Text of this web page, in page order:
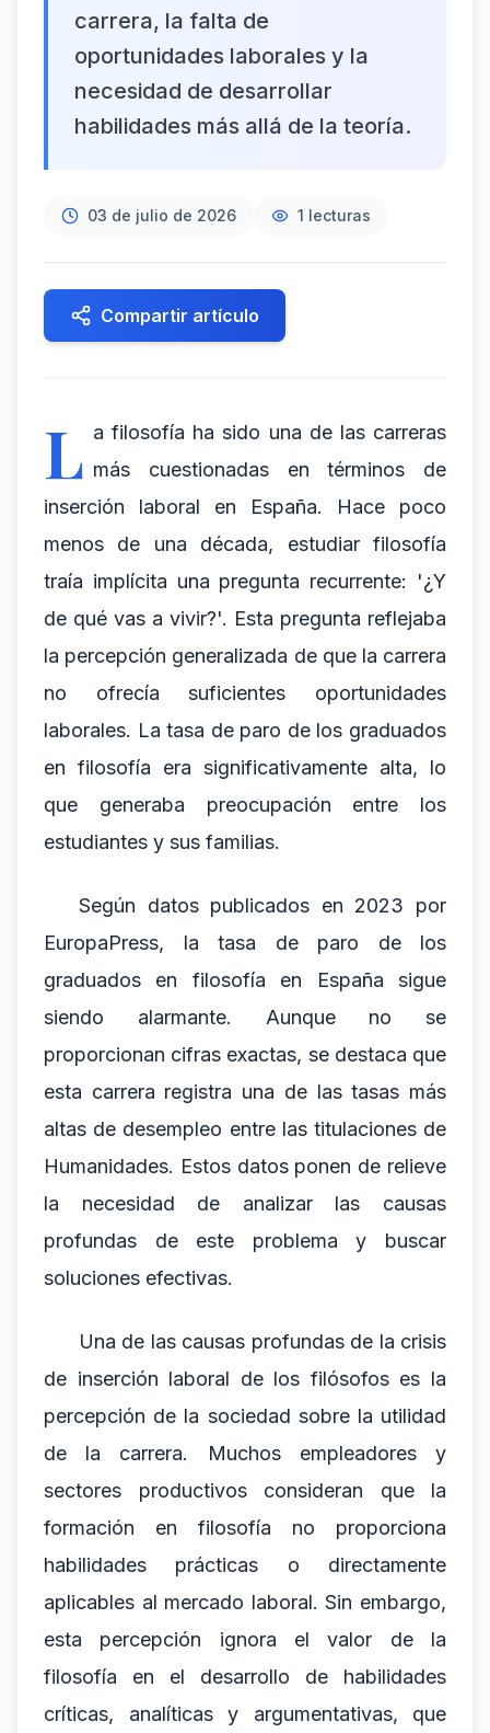
carrera, la falta de
oportunidades laborales y la
necesidad de desarrollar
habilidades más allá de la teoría.
03 de julio de 2026 1 lecturas
Compartir artículo
L a filosofía ha sido una de las carreras
más cuestionadas en términos de
inserción laboral en España. Hace poco
menos de una década, estudiar filosofía
traía implícita una pregunta recurrente: '¿Y
de qué vas a vivir?'. Esta pregunta reflejaba
la percepción generalizada de que la carrera
no ofrecía suficientes oportunidades
laborales. La tasa de paro de los graduados
en filosofía era significativamente alta, lo
que generaba preocupación entre los
estudiantes y sus familias.
Según datos publicados en 2023 por
EuropaPress, la tasa de paro de los
graduados en filosofía en España sigue
siendo alarmante. Aunque no se
proporcionan cifras exactas, se destaca que
esta carrera registra una de las tasas más
altas de desempleo entre las titulaciones de
Humanidades. Estos datos ponen de relieve
la necesidad de analizar las causas
profundas de este problema y buscar
soluciones efectivas.
Una de las causas profundas de la crisis
de inserción laboral de los filósofos es la
percepción de la sociedad sobre la utilidad
de la carrera. Muchos empleadores y
sectores productivos consideran que la
formación en filosofía no proporciona
habilidades prácticas o directamente
aplicables al mercado laboral. Sin embargo,
esta percepción ignora el valor de la
filosofía en el desarrollo de habilidades
críticas, analíticas y argumentativas, que